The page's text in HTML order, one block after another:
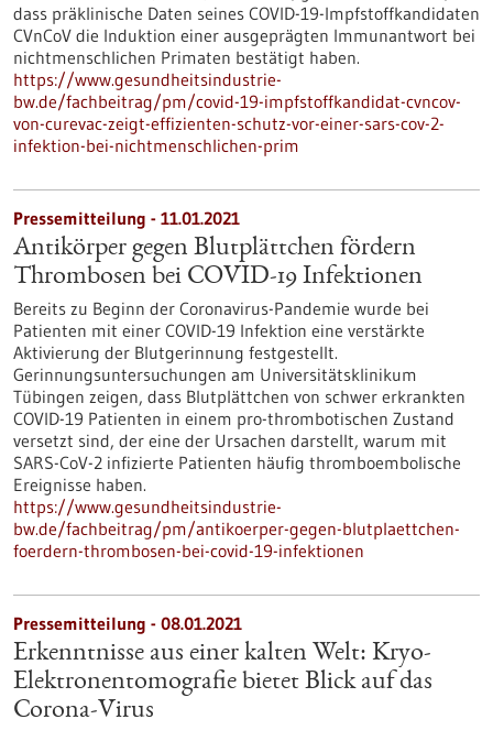
dass präklinische Daten seines COVID-19-Impfstoffkandidaten
CVnCoV die Induktion einer ausgeprägten Immunantwort bei
nichtmenschlichen Primaten bestätigt haben.
https://www.gesundheitsindustrie-
bw.de/fachbeitrag/pm/covid-19-impfstoffkandidat-cvncov-
von-curevac-zeigt-effizienten-schutz-vor-einer-sars-cov-2-
infektion-bei-nichtmenschlichen-prim
Pressemitteilung - 11.01.2021
Antikörper gegen Blutplättchen fördern
Thrombosen bei COVID-19 Infektionen
Bereits zu Beginn der Coronavirus-Pandemie wurde bei
Patienten mit einer COVID-19 Infektion eine verstärkte
Aktivierung der Blutgerinnung festgestellt.
Gerinnungsuntersuchungen am Universitätsklinikum
Tübingen zeigen, dass Blutplättchen von schwer erkrankten
COVID-19 Patienten in einem pro-thrombotischen Zustand
versetzt sind, der eine der Ursachen darstellt, warum mit
SARS-CoV-2 infizierte Patienten häufig thromboembolische
Ereignisse haben.
https://www.gesundheitsindustrie-
bw.de/fachbeitrag/pm/antikoerper-gegen-blutplaettchen-
foerdern-thrombosen-bei-covid-19-infektionen
Pressemitteilung - 08.01.2021
Erkenntnisse aus einer kalten Welt: Kryo-
Elektronentomografie bietet Blick auf das
Corona-Virus